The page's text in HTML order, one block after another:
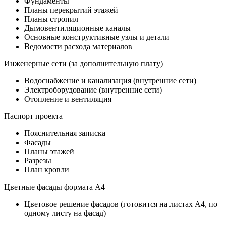
Планы перекрытий этажей
Планы стропил
Дымовентиляционные каналы
Основные конструктивные узлы и детали
Ведомости расхода материалов
Инженерные сети (за дополнительную плату)
Водоснабжение и канализация (внутренние сети)
Электроборудование (внутренние сети)
Отопление и вентиляция
Паспорт проекта
Пояснительная записка
Фасады
Планы этажей
Разрезы
План кровли
Цветные фасады формата А4
Цветовое решение фасадов (готовится на листах А4, по
одному листу на фасад)